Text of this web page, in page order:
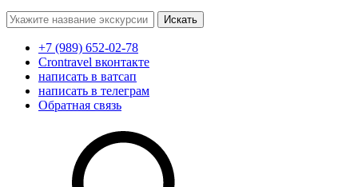
Поиск:
+7 (989) 652-02-78
Crontravel вконтакте
написать в ватсап
написать в телеграм
Обратная связь